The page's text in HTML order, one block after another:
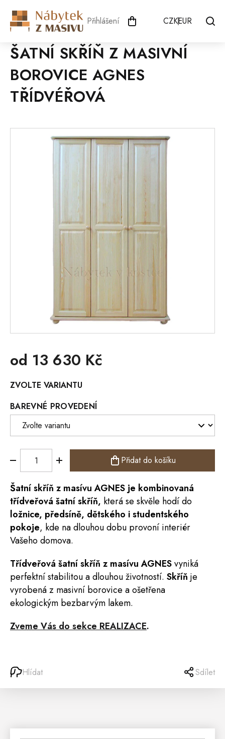
obsah
Přihlášení CZKEUR
ŠATNÍ SKŘÍŇ Z MASIVNÍ
BOROVICE AGNES
TŘÍDVÉŘOVÁ
od 13 630 Kč
cena:
ZVOLTE VARIANTU
BAREVNÉ PROVEDENÍ
Přidat do košíku
Šatnískříň z masívu AGNES je kombinovaná
třídveřová šatní skříň, která se skvěle hodí do
ložnice, předsíně, dětského i studentského
pokoje, kde na dlouhou dobu provoní interiér
Vašeho domova.
Třídveřová šatní skříň z masívu AGNESvyniká
perfektní stabilitou a dlouhou životností. Skříň je
vyrobená z masivní borovice a ošetřena
ekologickým bezbarvým lakem.
Zveme Vás do sekce REALIZACE.
Hlídat Sdílet